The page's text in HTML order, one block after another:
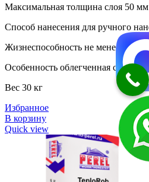
Максимальная толщина слоя 50 мм
Способ нанесения для ручного
Жизнеспособность не менее 50 мин
Особенность облегченная с
Вес 30 кг
Избранное
В корзину
Quick view